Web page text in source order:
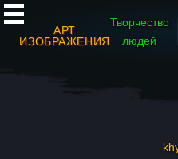
АРТ
ИЗОБРАЖЕНИЯ
Творчество
людей